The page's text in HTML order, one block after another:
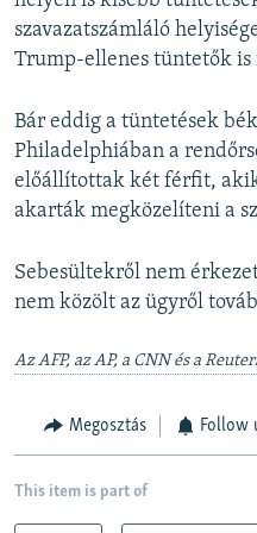
s
e
szavazatszámláló
Trump-ellenes tüntetők is
Bár eddig a tüntetések
Philadelphiában a
előállítottak két férfit,
akarták megközelíteni a
Sebesültekről nem
nem közölt az ügyről
Az AFP, az AP, a CNN és a
Megosztás Follow
This item is part of